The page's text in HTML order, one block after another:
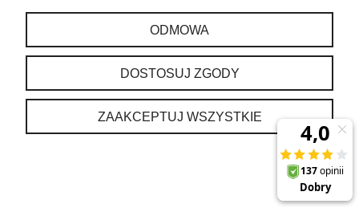
MOJE KONTO
O NAS
ODMOWA
DOSTOSUJ ZGODY
ZAAKCEPTUJ WSZYSTKIE